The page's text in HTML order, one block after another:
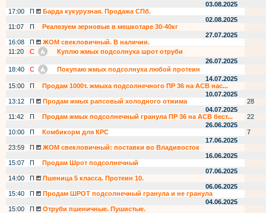
03.08.2025
17:00
П
Барда кукурузная. Продажа СПб.
02.08.2025
11:07
П
Реалезуем зерновые в мешкотаре 30-40кг
27.07.2025
16:08
П
ЖОМ свекловичный. В наличии.
11:20
С
Куплю жмых подсолнуха шрот отруби
26.07.2025
18:40
С
Покупаю жмых подсолнуха любой протеин
14.07.2025
15:00
П
Продам 1000т. жмыха подсолнечного ПР 36 на АСВ нас...
10.07.2025
13:12
П Продам жмых рапсовый холодного отжима
28
04.07.2025
11:42
П Продам жмых подсолнечный гранула ПР 36 на АСВ бест...
22
26.06.2025
10:00
П Комбикорм для КРС
7
17.06.2025
23:59
П
ЖОМ свекловичный: поставки во Владивосток
16.06.2025
15:07
П
Продам Шрот подсолнечный
07.06.2025
14:00
П
Пшеница 5 класса. Протеин 10.
06.06.2025
15:40
П
Продам ШРОТ подсолнечный гранула и не гранула
04.06.2025
15:00
П
Отруби пшеничные. Пушистые.